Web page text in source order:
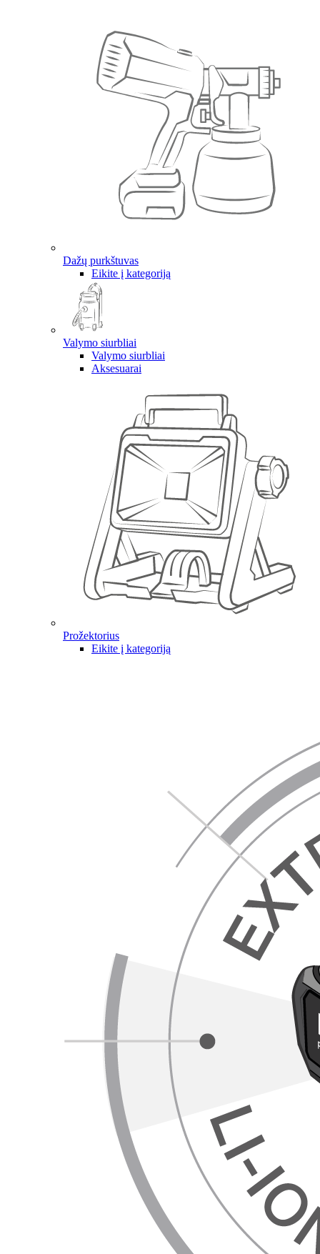
Dažų purkštuvas
Eikite į kategoriją
Valymo siurbliai
Valymo siurbliai
Aksesuarai
Prožektorius
Eikite į kategoriją